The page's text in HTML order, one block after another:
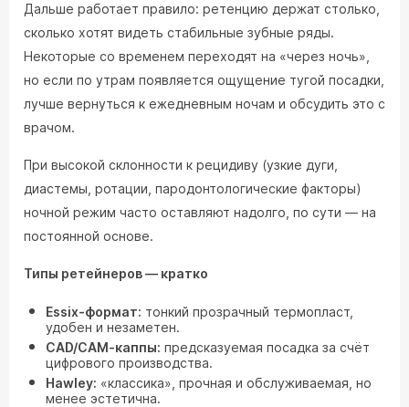
Дальше работает правило: ретенцию держат столько,
сколько хотят видеть стабильные зубные ряды.
Некоторые со временем переходят на «через ночь»,
но если по утрам появляется ощущение тугой посадки,
лучше вернуться к ежедневным ночам и обсудить это с
врачом.
При высокой склонности к рецидиву (узкие дуги,
диастемы, ротации, пародонтологические факторы)
ночной режим часто оставляют надолго, по сути — на
постоянной основе.
Типы ретейнеров — кратко
Essix‑формат: тонкий прозрачный термопласт,
удобен и незаметен.
CAD/CAM‑каппы: предсказуемая посадка за счёт
цифрового производства.
Hawley: «классика», прочная и обслуживаемая, но
менее эстетична.